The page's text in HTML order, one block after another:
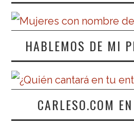
HABLEMOS DE MI
CARLESO.COM